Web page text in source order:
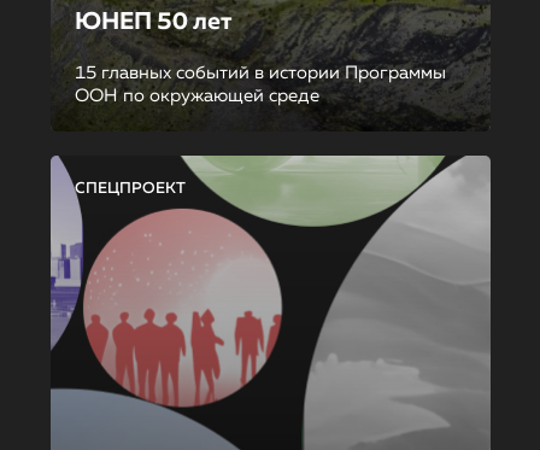
ЮНЕП 50 лет
15 главных событий в истории Программы
ООН по окружающей среде
СПЕЦПРОЕКТ